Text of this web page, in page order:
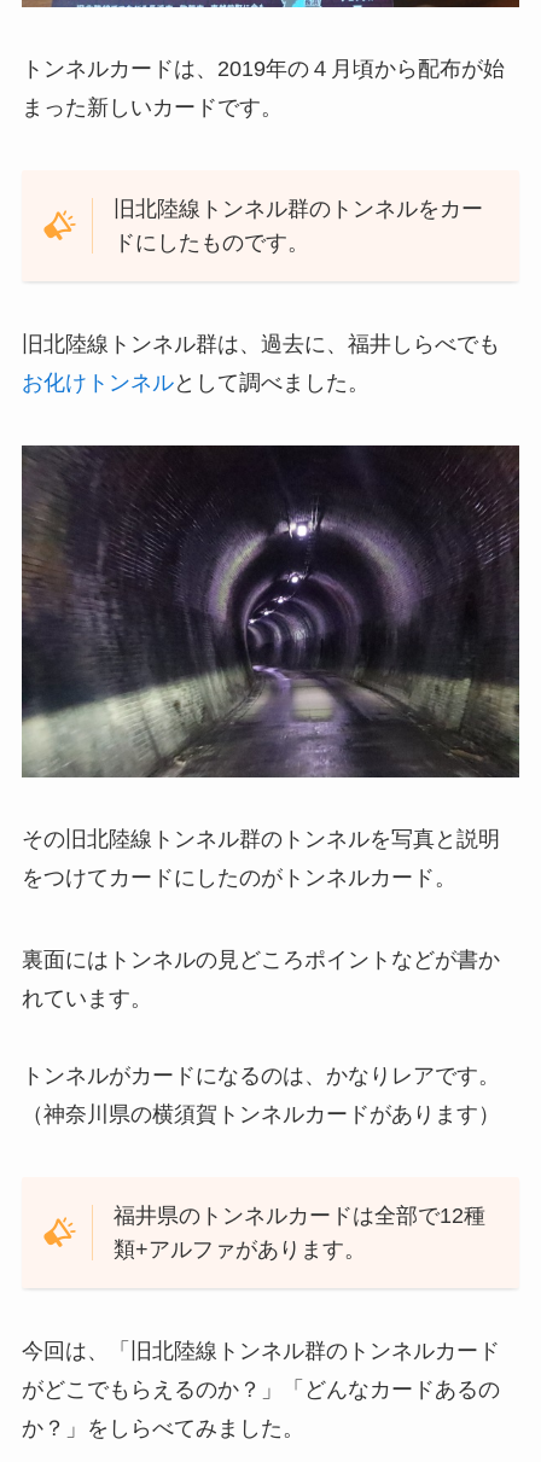
トンネルカードは、2019年の４月頃から配布が始
まった新しいカードです。
旧北陸線トンネル群のトンネルをカー
ドにしたものです。
旧北陸線トンネル群は、過去に、福井しらべでも
お化けトンネルとして調べました。
その旧北陸線トンネル群のトンネルを写真と説明
をつけてカードにしたのがトンネルカード。
裏面にはトンネルの見どころポイントなどが書か
れています。
トンネルがカードになるのは、かなりレアです。
（神奈川県の横須賀トンネルカードがあります）
福井県のトンネルカードは全部で12種
類+アルファがあります。
今回は、「旧北陸線トンネル群のトンネルカード
がどこでもらえるのか？」「どんなカードあるの
か？」をしらべてみました。